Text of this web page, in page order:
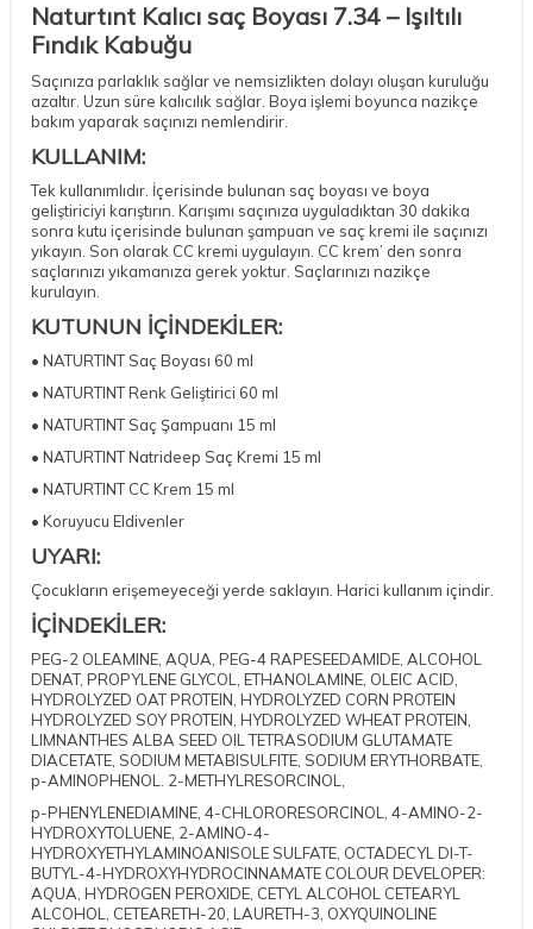
Naturtınt Kalıcı saç Boyası 7.34 – Işıltılı
Fındık Kabuğu
Saçınıza parlaklık sağlar ve nemsizlikten dolayı oluşan kuruluğu
azaltır. Uzun süre kalıcılık sağlar. Boya işlemi boyunca nazikçe
bakım yaparak saçınızı nemlendirir.
KULLANIM:
Tek kullanımlıdır. İçerisinde bulunan saç boyası ve boya
geliştiriciyi karıştırın. Karışımı saçınıza uyguladıktan 30 dakika
sonra kutu içerisinde bulunan şampuan ve saç kremi ile saçınızı
yıkayın. Son olarak CC kremi uygulayın. CC krem’ den sonra
saçlarınızı yıkamanıza gerek yoktur. Saçlarınızı nazikçe
kurulayın.
KUTUNUN İÇİNDEKİLER:
• NATURTINT Saç Boyası 60 ml
• NATURTINT Renk Geliştirici 60 ml
• NATURTINT Saç Şampuanı 15 ml
• NATURTINT Natrideep Saç Kremi 15 ml
• NATURTINT CC Krem 15 ml
• Koruyucu Eldivenler
UYARI:
Çocukların erişemeyeceği yerde saklayın. Harici kullanım içindir.
İÇİNDEKİLER:
PEG-2 OLEAMINE, AQUA, PEG-4 RAPESEEDAMIDE, ALCOHOL
DENAT, PROPYLENE GLYCOL, ETHANOLAMINE, OLEIC ACID,
HYDROLYZED OAT PROTEIN, HYDROLYZED CORN PROTEIN
HYDROLYZED SOY PROTEIN, HYDROLYZED WHEAT PROTEIN,
LIMNANTHES ALBA SEED OIL TETRASODIUM GLUTAMATE
DIACETATE, SODIUM METABISULFITE, SODIUM ERYTHORBATE,
p-AMINOPHENOL. 2-METHYLRESORCINOL,
p-PHENYLENEDIAMINE, 4-CHLORORESORCINOL, 4-AMINO-2-
HYDROXYTOLUENE, 2-AMINO-4-
HYDROXYETHYLAMINOANISOLE SULFATE, OCTADECYL DI-T-
BUTYL-4-HYDROXYHYDROCINNAMATE COLOUR DEVELOPER:
AQUA, HYDROGEN PEROXIDE, CETYL ALCOHOL CETEARYL
ALCOHOL, CETEARETH-20, LAURETH-3, OXYQUINOLINE